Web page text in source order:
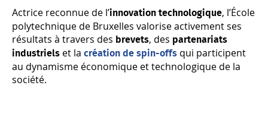
Actrice reconnue de l’innovation technologique, l’École
polytechnique de Bruxelles valorise activement ses
résultats à travers des brevets, des partenariats
industriels et la création de spin-offs qui participent
au dynamisme économique et technologique de la
société.